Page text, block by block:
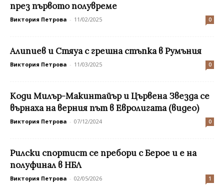
през първото полувреме
Виктория Петрова - 11/02/2025 0
Алипиев и Стяуа с грешна стъпка в Румъния
Виктория Петрова - 11/03/2025 0
Коди Милър-Макинтайър и Цървена Звезда се
върнаха на верния път в Евролигата (видео)
Виктория Петрова - 07/12/2024 0
Рилски спортист се пребори с Берое и е на
полуфинал в НБЛ
Виктория Петрова - 02/05/2026 1